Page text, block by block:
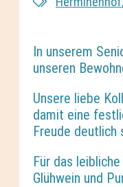
In unserem
unseren
Unsere liebe
damit eine
Freude deutlich
Für das
Glühwein und